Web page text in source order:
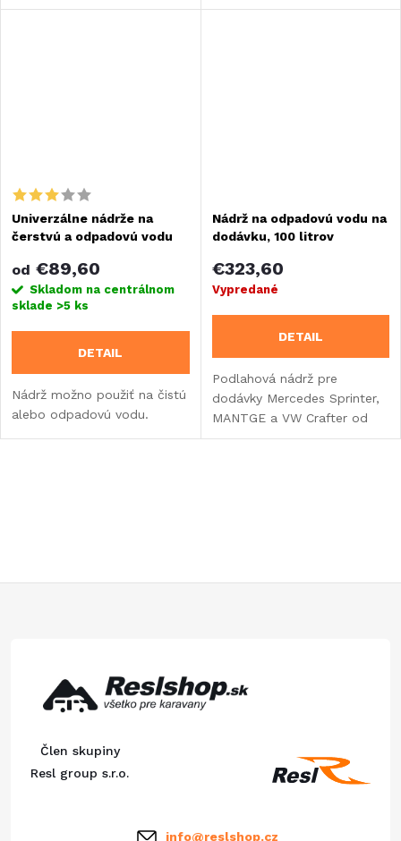
krúžkamiŠikmé výstupné
Univerzálne nádrže na
čerstvú a odpadovú vodu
od €89,60
Skladom na centrálnom
sklade >5 ks
DETAIL
Nádrž možno použiť na čistú
alebo odpadovú vodu.
Nádrž na odpadovú vodu na
dodávku, 100 litrov
€323,60
Vypredané
DETAIL
Podlahová nádrž pre
dodávky Mercedes Sprinter,
MANTGE a VW Crafter od
roku výroby 2017.
Člen skupiny
Resl group s.r.o.
info@reslshop.cz